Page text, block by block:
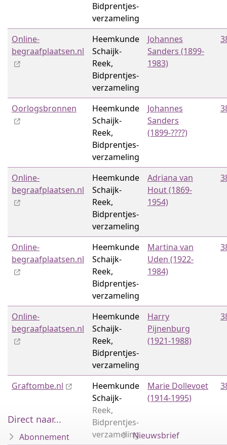
Bidprentjes­
verzameling
Online-
begraafplaatsen.nl
Heemkunde
Schaijk-
Reek,
Bidprentjes­
verzameling
Johannes
Sanders (1899-
1983)
Oorlogsbronnen
Heemkunde
Schaijk-
Reek,
Bidprentjes­
verzameling
Johannes
Sanders
(1899-????)
Online-
begraafplaatsen.nl
Heemkunde
Schaijk-
Reek,
Bidprentjes­
verzameling
Adriana van
Hout (1869-
1954)
Online-
begraafplaatsen.nl
Heemkunde
Schaijk-
Reek,
Bidprentjes­
verzameling
Martina van
Uden (1922-
1984)
Online-
begraafplaatsen.nl
Heemkunde
Schaijk-
Reek,
Bidprentjes­
verzameling
Harry
Pijnenburg
(1921-1988)
Graftombe.nl
Heemkunde
Schaijk-
Reek,
Bidprentjes­
verzameling
Marie Dollevoet
(1914-1995)
Direct naar...
Abonnement
Nieuwsbrief